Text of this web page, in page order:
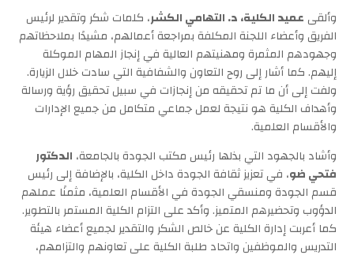
وألقى عميد الكلية، د. التهامي الكشر، كلمات شكر وتقدير لرئيس
الفريق وأعضاء اللجنة المكلفة بمراجعة أعمالهم، مشيدًا بملاحظاتهم
وجهودهم المثمرة ومهنيتهم العالية في إنجاز المهام الموكلة
إليهم. كما أشار إلى روح التعاون والشفافية التي سادت خلال الزيارة.
ولفت إلى أن ما تم تحقيقه من إنجازات في سبيل تحقيق رؤية ورسالة
وأهداف الكلية هو نتيجة لعمل جماعي متكامل من جميع الإدارات
والأقسام العلمية.
وأشاد بالجهود التي بذلها رئيس مكتب الجودة بالجامعة، الدكتور
فتحي ضو، في تعزيز ثقافة الجودة داخل الكلية، بالإضافة إلى رئيس
قسم الجودة ومنسقي الجودة في الأقسام العلمية، مثمنًا عملهم
الدؤوب وتحضيرهم المتميز. وأكد على التزام الكلية المستمر بالتطوير.
كما أعربت إدارة الكلية عن خالص الشكر والتقدير لجميع أعضاء هيئة
التدريس والموظفين واتحاد طلبة الكلية على تعاونهم والتزامهم،